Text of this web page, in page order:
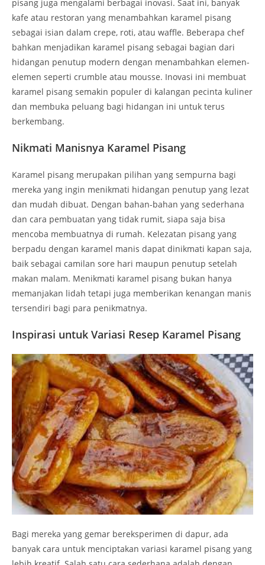
pisang juga mengalami berbagai inovasi. Saat ini, banyak
kafe atau restoran yang menambahkan karamel pisang
sebagai isian dalam crepe, roti, atau waffle. Beberapa chef
bahkan menjadikan karamel pisang sebagai bagian dari
hidangan penutup modern dengan menambahkan elemen-
elemen seperti crumble atau mousse. Inovasi ini membuat
karamel pisang semakin populer di kalangan pecinta kuliner
dan membuka peluang bagi hidangan ini untuk terus
berkembang.
Nikmati Manisnya Karamel Pisang
Karamel pisang merupakan pilihan yang sempurna bagi
mereka yang ingin menikmati hidangan penutup yang lezat
dan mudah dibuat. Dengan bahan-bahan yang sederhana
dan cara pembuatan yang tidak rumit, siapa saja bisa
mencoba membuatnya di rumah. Kelezatan pisang yang
berpadu dengan karamel manis dapat dinikmati kapan saja,
baik sebagai camilan sore hari maupun penutup setelah
makan malam. Menikmati karamel pisang bukan hanya
memanjakan lidah tetapi juga memberikan kenangan manis
tersendiri bagi para penikmatnya.
Inspirasi untuk Variasi Resep Karamel Pisang
Bagi mereka yang gemar bereksperimen di dapur, ada
banyak cara untuk menciptakan variasi karamel pisang yang